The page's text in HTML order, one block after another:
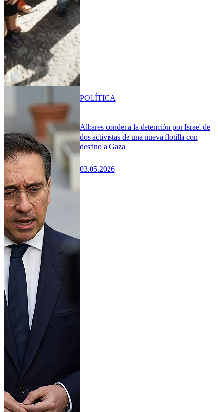
Albares condena la detención por Israel de
dos activistas de una nueva flotilla con
destino a Gaza
03.05.2026
POLÍTICA